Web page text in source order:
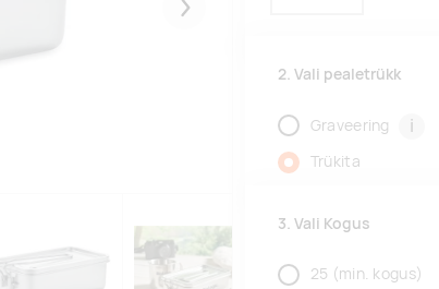
Järgmised
2. Vali pealetrükk
Graveering i
Trükita
3. Vali Kogus
25 (min. kogus)